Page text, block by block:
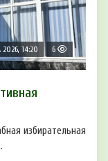
2026, 14:20 6
избирательная